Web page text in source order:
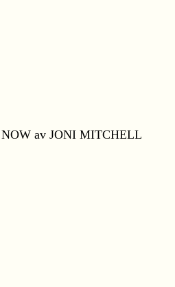
av JONI MITCHELL